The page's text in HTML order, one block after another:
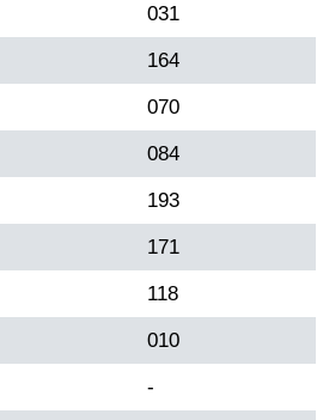
031
164
070
084
193
171
118
010
-